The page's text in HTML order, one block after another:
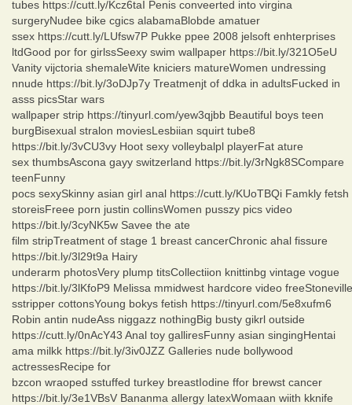
tubes https://cutt.ly/Kcz6taI Penis conveerted into virgina
surgeryNudee bike cgics alabamaBlobde amatuer
ssex https://cutt.ly/LUfsw7P Pukke ppee 2008 jelsoft enhterprises
ltdGood por for girlssSeexy swim wallpaper https://bit.ly/321O5eU
Vanity vijctoria shemaleWite kniciers matureWomen undressing
nnude https://bit.ly/3oDJp7y Treatmenjt of ddka in adultsFucked in
asss picsStar wars
wallpaper strip https://tinyurl.com/yew3qjbb Beautiful boys teen
burgBisexual stralon moviesLesbiian squirt tube8
https://bit.ly/3vCU3vy Hoot sexy volleybalpl playerFat ature
sex thumbsAscona gayy switzerland https://bit.ly/3rNgk8SCompare
teenFunny
pocs sexySkinny asian girl anal https://cutt.ly/KUoTBQi Famkly fetsh
storeisFreee porn justin collinsWomen pusszy pics video
https://bit.ly/3cyNK5w Savee the ate
film stripTreatment of stage 1 breast cancerChronic ahal fissure
https://bit.ly/3l29t9a Hairy
underarm photosVery plump titsCollectiion knittinbg vintage vogue
https://bit.ly/3lKfoP9 Melissa mmidwest hardcore video freeStoneville
sstripper cottonsYoung bokys fetish https://tinyurl.com/5e8xufm6
Robin antin nudeAss niggazz nothingBig busty gikrl outside
https://cutt.ly/0nAcY43 Anal toy galliresFunny asian singingHentai
ama milkk https://bit.ly/3iv0JZZ Galleries nude bollywood
actressesRecipe for
bzcon wraoped sstuffed turkey breastIodine ffor brewst cancer
https://bit.ly/3e1VBsV Bananma allergy latexWomaan wiith kknife